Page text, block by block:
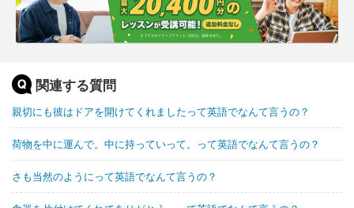
関連する質問
親切にも彼はドアを開けてくれましたって英語でなんて言うの？
荷物を中に運んで。中に持っていって。って英語でなんて言うの？
さも当然のようにって英語でなんて言うの？